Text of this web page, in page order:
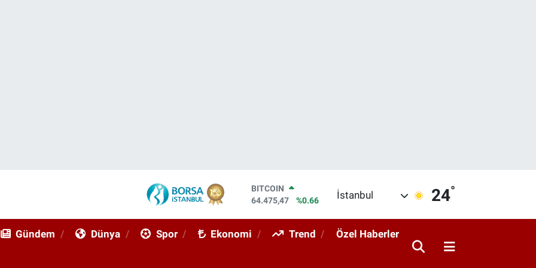
DOLAR
47,5971
%0.05
STERLİN
İstanbul 24°
Gündem Dünya Spor Ekonomi Trend Özel Haberler